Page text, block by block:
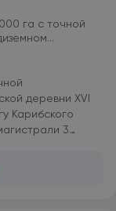
га с точной
деревни XVI
Карибского
3